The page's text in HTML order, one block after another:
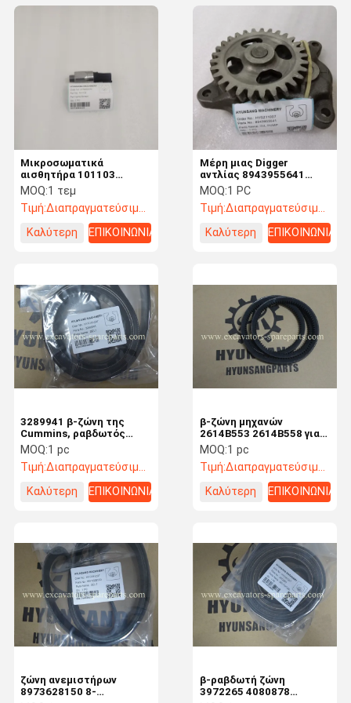
Μέρη μιας Digger
αντλίας 8943955641
πετρελαίου 8943904143
9217993 4181700
1136501333 για Hitachi
MOQ:1 PC
Τιμή:Διαπραγματεύσιμος
Καλύτερη
ΕΠΙΚΟΙΝΩΝΙΑ
Μικροσωματικά
αισθητήρα 101103
01818-201005 661203
16312310 100096
34B1072 για XE215C
MOQ:1 τεμ
Τιμή:Διαπραγματεύσιμος
Καλύτερη
ΕΠΙΚΟΙΝΩΝΙΑ
β-ζώνη μηχανών
2614B553 2614B558 για
JCB AVX13X1325
AVX13X1312 Perkins
Linde
MOQ:1 pc
Τιμή:Διαπραγματεύσιμος
Καλύτερη
ΕΠΙΚΟΙΝΩΝΙΑ
3289941 β-ζώνη της
Cummins, ραβδωτός
cOem 8PK1765HD
8PK1765 (για 102-002)
MOQ:1 pc
Τιμή:Διαπραγματεύσιμος
Καλύτερη
ΕΠΙΚΟΙΝΩΝΙΑ
β-ραβδωτή ζώνη
3972265 4080878
ζώνη ανεμιστήρων
8973628150 8-